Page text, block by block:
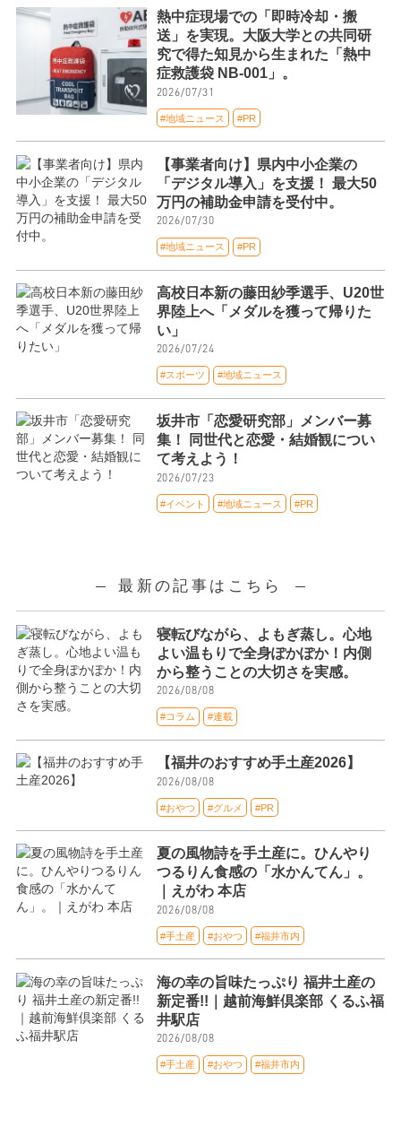
熱中症現場での「即時冷却・搬
送」を実現。大阪大学との共同研
究で得た知見から生まれた「熱中
症救護袋 NB-001」。
2026/07/31
#地域ニュース #PR
【事業者向け】県内中小企業の
「デジタル導入」を支援！ 最大50
万円の補助金申請を受付中。
2026/07/30
#地域ニュース #PR
高校日本新の藤田紗季選手、U20世
界陸上へ「メダルを獲って帰りた
い」
2026/07/24
#スポーツ #地域ニュース
坂井市「恋愛研究部」メンバー募
集！ 同世代と恋愛・結婚観につい
て考えよう！
2026/07/23
#イベント #地域ニュース #PR
最新の記事はこちら
寝転びながら、よもぎ蒸し。心地
よい温もりで全身ぽかぽか！内側
から整うことの大切さを実感。
2026/08/08
#コラム #連載
【福井のおすすめ手土産2026】
2026/08/08
#おやつ #グルメ #PR
夏の風物詩を手土産に。ひんやり
つるりん食感の「水かんてん」。
｜えがわ 本店
2026/08/08
#手土産 #おやつ #福井市内
海の幸の旨味たっぷり 福井土産の
新定番!!｜越前海鮮倶楽部 くるふ福
井駅店
2026/08/08
#手土産 #おやつ #福井市内